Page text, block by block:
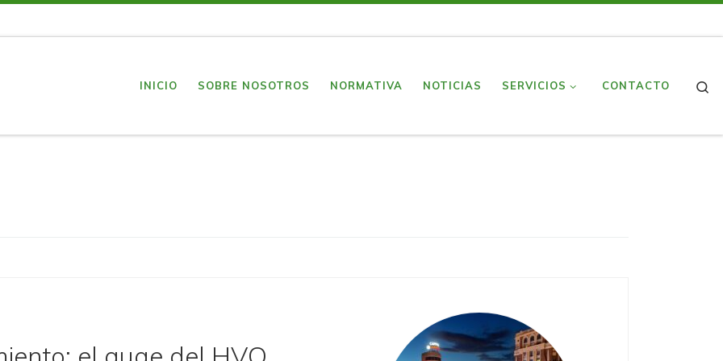
INICIO SOBRE NOSOTROS NORMATIVA NOTICIAS SERVICIOS CONTACTO